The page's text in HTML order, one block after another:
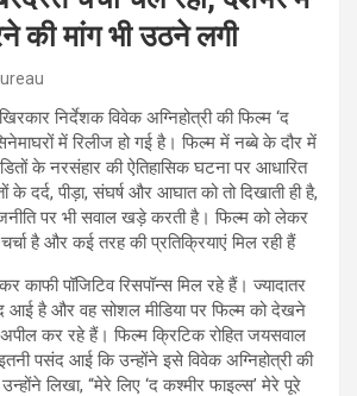
की मांग भी उठने लगी
निर्देशक विवेक अग्निहोत्री की फिल्म ‘द
में रिलीज हो गई है। फिल्म में नब्बे के दौर में
के नरसंहार की ऐतिहासिक घटना पर आधारित
के दर्द, पीड़ा, संघर्ष और आघात को तो दिखाती ही है,
पर भी सवाल खड़े करती है। फिल्म को लेकर
है और कई तरह की प्रतिक्रियाएं मिल रही हैं
काफी पॉजिटिव रिसपॉन्स मिल रहे हैं। ज्यादातर
आई है और वह सोशल मीडिया पर फिल्म को देखने
कर रहे हैं। फिल्म क्रिटिक रोहित जयसवाल
पसंद आई कि उन्होंने इसे विवेक अग्निहोत्री की
लिखा, “मेरे लिए ‘द कश्मीर फाइल्स’ मेरे पूरे